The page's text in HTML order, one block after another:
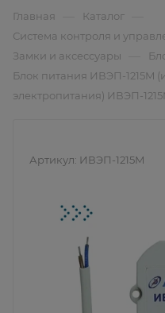
Главная Каталог
Система контроля и
Замки и аксессуары
Блок питания ИВЭП-1215M
электропитания) ИВЭП-
Артикул: ИВЭП-1215M